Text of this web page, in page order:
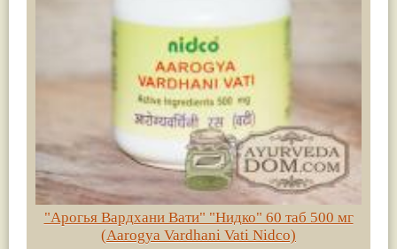
"Арогья Вардхани Вати" "Нидко" 60 таб 500 мг
(Aarogya Vardhani Vati Nidco)